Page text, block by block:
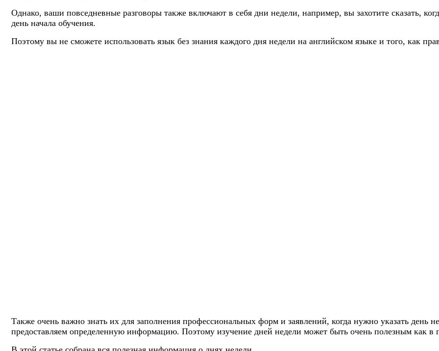
Однако, ваши повседневные разговоры также включают в себя дни недели, например, вы захотите сказать,
день начала обучения.
Поэтому вы не сможете использовать язык без знания каждого дня недели на английском языке и того, как
Также очень важно знать их для заполнения профессиональных форм и заявлений, когда нужно указать день
предоставляем определенную информацию. Поэтому изучение дней недели может быть очень полезным как в